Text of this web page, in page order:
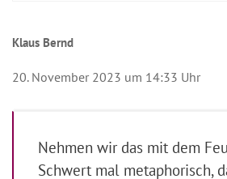
Klaus Bernd
20. November 2023 um 14:33 Uhr
Nehmen wir das mit dem
Schwert mal metaphorisch,